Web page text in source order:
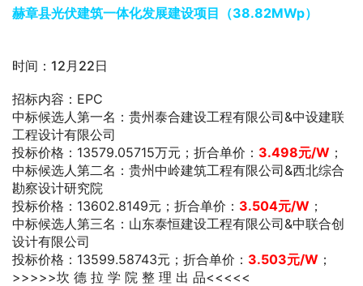
赫章县光伏建筑一体化发展建设项目（38.82MWp）
时间：12月22日
招标内容：EPC
中标候选人第一名：贵州泰合建设工程有限公司&中设建联
工程设计有限公司
投标价格：13579.05715万元；折合单价： 3.498元/W ；
中标候选人第二名：贵州中岭建筑工程有限公司&西北综合
勘察设计研究院
投标价格：13602.8149元；折合单价： 3.504元/W ；
中标候选人第三名：山东泰恒建设工程有限公司&中联合创
设计有限公司
投标价格：13599.58743元；折合单价： 3.503元/W ；
>>>>>坎 德 拉 学 院 整 理 出 品<<<<<